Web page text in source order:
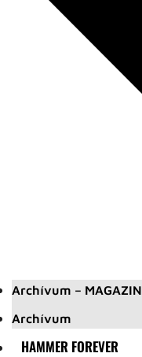
Archívum – MAGAZIN
Archívum
HAMMER FOREVER